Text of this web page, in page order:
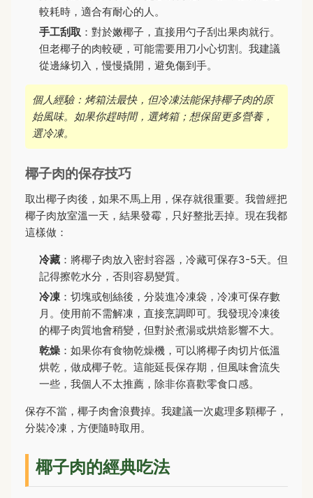
較耗時，適合有耐心的人。
手工刮取 ：對於嫩椰子，直接用勺子刮出果肉就行。
但老椰子的肉較硬，可能需要用刀小心切割。我建議
從邊緣切入，慢慢撬開，避免傷到手。
個人經驗：烤箱法最快，但冷凍法能保持椰子肉的原
始風味。如果你趕時間，選烤箱；想保留更多營養，
選冷凍。
椰子肉的保存技巧
取出椰子肉後，如果不馬上用，保存就很重要。我曾經把
椰子肉放室溫一天，結果發霉，只好整批丟掉。現在我都
這樣做：
冷藏 ：將椰子肉放入密封容器，冷藏可保存3-5天。但
記得擦乾水分，否則容易變質。
冷凍：切塊或刨絲後，分裝進冷凍袋，冷凍可保存數
月。使用前不需解凍，直接烹調即可。我發現冷凍後
的椰子肉質地會稍變，但對於煮湯或烘焙影響不大。
乾燥 ：如果你有食物乾燥機，可以將椰子肉切片低溫
烘乾，做成椰子乾。這能延長保存期，但風味會流失
一些，我個人不太推薦，除非你喜歡零食口感。
保存不當，椰子肉會浪費掉。我建議一次處理多顆椰子，
分裝冷凍，方便隨時取用。
椰子肉的經典吃法